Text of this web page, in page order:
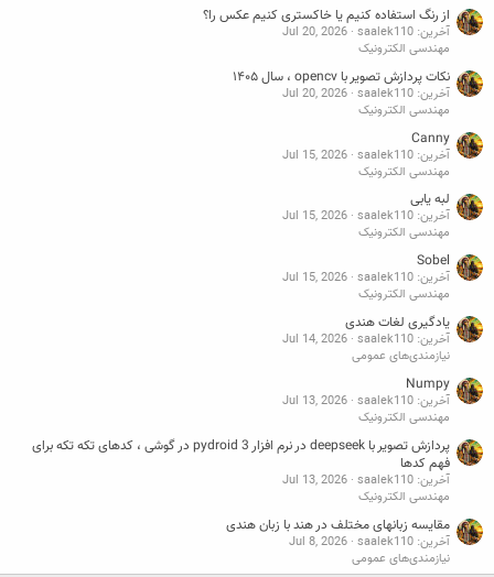
از رنگ استفاده کنیم یا خاکستری کنیم عکس را؟
آخرین: saalek110
Jul 20, 2026
مهندسی الکترونیک
نکات پردازش تصویر با opencv ، سال ۱۴۰۵
آخرین: saalek110
Jul 20, 2026
مهندسی الکترونیک
Canny
آخرین: saalek110
Jul 15, 2026
مهندسی الکترونیک
لبه یابی
آخرین: saalek110
Jul 15, 2026
مهندسی الکترونیک
Sobel
آخرین: saalek110
Jul 15, 2026
مهندسی الکترونیک
یادگیری لغات هندی
آخرین: saalek110
Jul 14, 2026
نیازمندی‌های عمومی
Numpy
آخرین: saalek110
Jul 13, 2026
مهندسی الکترونیک
پردازش تصویر با deepseek در نرم افزار pydroid 3 در گوشی ، کدهای تکه تکه برای
فهم کدها
آخرین: saalek110
Jul 13, 2026
مهندسی الکترونیک
مقایسه زبانهای مختلف در هند با زبان هندی
آخرین: saalek110
Jul 8, 2026
نیازمندی‌های عمومی